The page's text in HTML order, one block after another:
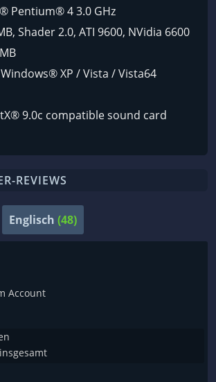
Pentium® 4 3.0 GHz
Shader 2.0, ATI 9600, NVidia 6600
XP / Vista / Vista64
9.0c compatible sound card
REVIEWS
Englisch (48)
Account